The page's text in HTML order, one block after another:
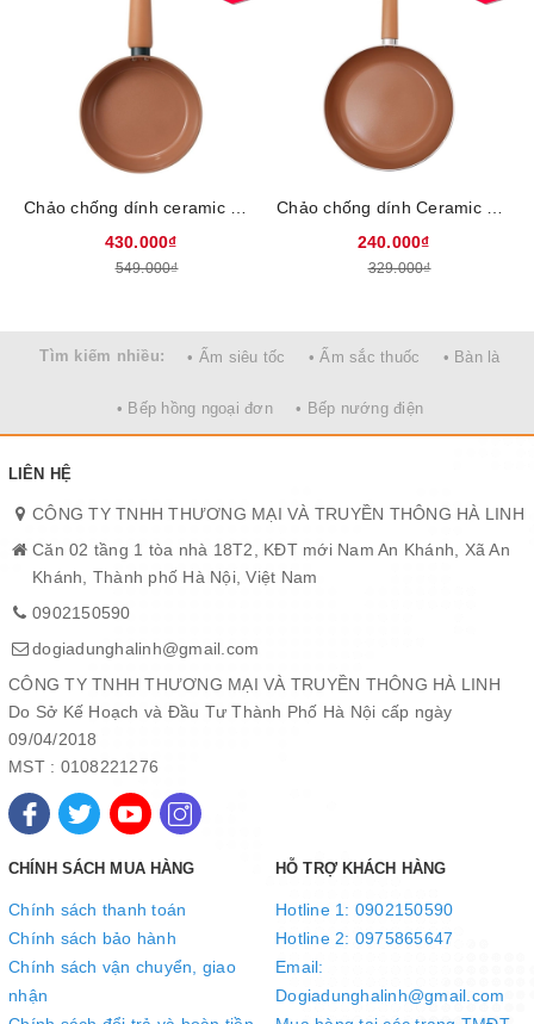
1.Chọn mua nồi chảo Inox :
dày 0.6mm trở lên, thân làm bừng vật liệu Inox 304(18/10) để đồ
ăn khi chế biến được chín đều, ngon hơn, không bị mất dinh
dưỡng nhiều, tiết kiệm nhiên liệu hơn, Inox không mau xuống
430.000₫
549.000₫
240.000₫
329.000₫
Tìm kiếm nhiều: • Ấm siêu tốc • Ấm sắc thuốc • Bàn là
• Bếp hồng ngoại đơn • Bếp nướng điện
LIÊN HỆ
CÔNG TY TNHH THƯƠNG MẠI VÀ TRUYỀN THÔNG HÀ LINH
Căn 02 tầng 1 tòa nhà 18T2, KĐT mới Nam An Khánh, Xã An
Khánh, Thành phố Hà Nội, Việt Nam
0902150590
dogiadunghalinh@gmail.com
CÔNG TY TNHH THƯƠNG MẠI VÀ TRUYỀN THÔNG HÀ LINH
Do Sở Kế Hoạch và Đầu Tư Thành Phố Hà Nội cấp ngày
09/04/2018
MST : 0108221276
CHÍNH SÁCH MUA HÀNG
Chính sách thanh toán
Chính sách bảo hành
Chính sách vận chuyển, giao
nhận
HỖ TRỢ KHÁCH HÀNG
Hotline 1: 0902150590
Hotline 2: 0975865647
Email:
Dogiadunghalinh@gmail.com